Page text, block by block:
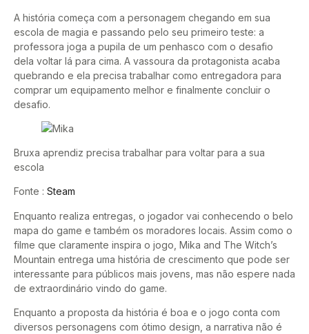
A história começa com a personagem chegando em sua
escola de magia e passando pelo seu primeiro teste: a
professora joga a pupila de um penhasco com o desafio
dela voltar lá para cima. A vassoura da protagonista acaba
quebrando e ela precisa trabalhar como entregadora para
comprar um equipamento melhor e finalmente concluir o
desafio.
Bruxa aprendiz precisa trabalhar para voltar para a sua
escola
Fonte : Steam
Enquanto realiza entregas, o jogador vai conhecendo o belo
mapa do game e também os moradores locais. Assim como o
filme que claramente inspira o jogo, Mika and The Witch’s
Mountain entrega uma história de crescimento que pode ser
interessante para públicos mais jovens, mas não espere nada
de extraordinário vindo do game.
Enquanto a proposta da história é boa e o jogo conta com
diversos personagens com ótimo design, a narrativa não é